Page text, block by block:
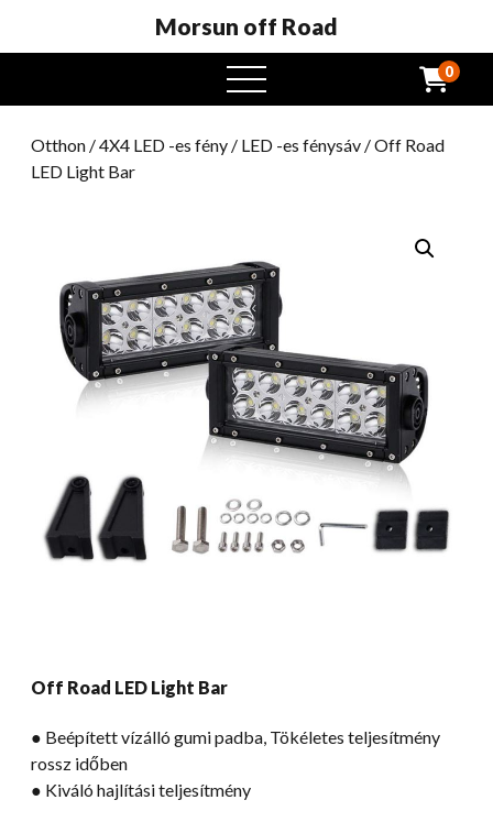
Morsun off Road
Nyissa
meg
menüt
0
Otthon /4X4 LED -es fény / LED -es fénysáv / Off Road
LED Light Bar
Off Road LED Light Bar
● Beépített vízálló gumi padba, Tökéletes teljesítmény
rossz időben
● Kiváló hajlítási teljesítmény